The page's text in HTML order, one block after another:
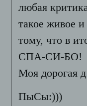
любая
такое живое
тому, что в
СПА-СИ-БО!
Моя дорогая
ПыСы:)))